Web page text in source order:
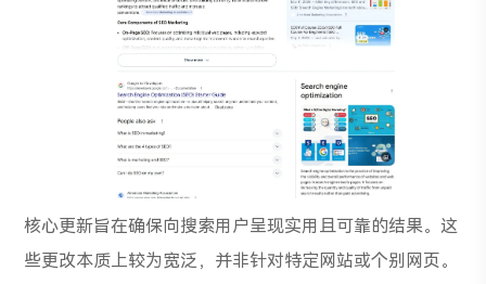
核心更新旨在确保向搜索用户呈现实用且可靠的结果。这
些更改本质上较为宽泛，并非针对特定网站或个别网页。